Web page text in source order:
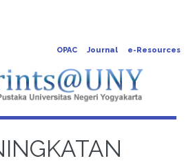
OPAC Journal e-Resources